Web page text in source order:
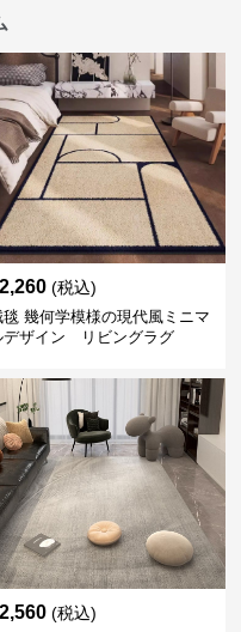
(税込)
毯 幾何学模様の現代風ミニマ
デザイン リビングラグ
(税込)